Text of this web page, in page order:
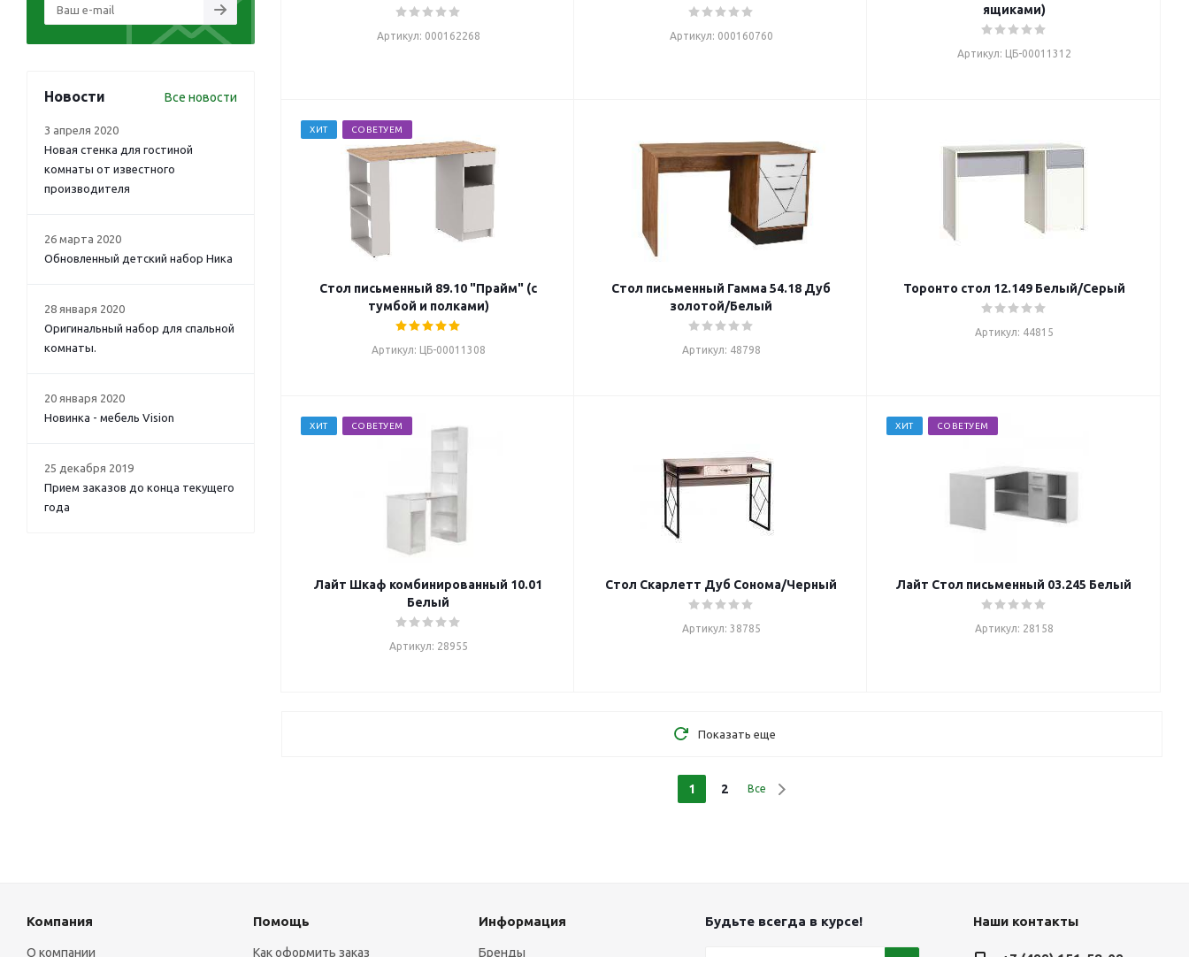
Артикул: 000162268 Артикул: 000160760
ящиками)
Артикул: ЦБ-00011312
ХИТ СОВЕТУЕМ
Стол письменный 89.10 "Прайм" (с
тумбой и полками)
Артикул: ЦБ-00011308
Стол письменный Гамма 54.18 Дуб
золотой/Белый
Артикул: 48798
Торонто стол 12.149 Белый/Серый
Артикул: 44815
ХИТ СОВЕТУЕМ
Лайт Шкаф комбинированный 10.01
Белый
Артикул: 28955
Стол Скарлетт Дуб Сонома/Черный
Артикул: 38785
ХИТ СОВЕТУЕМ
Лайт Стол письменный 03.245 Белый
Артикул: 28158
Показать еще
1 2 Все
Новости Все новости
3 апреля 2020
Новая стенка для гостиной
комнаты от известного
производителя
26 марта 2020
Обновленный детский набор Ника
28 января 2020
Оригинальный набор для спальной
комнаты.
20 января 2020
Новинка - мебель Vision
25 декабря 2019
Прием заказов до конца текущего
года
Компания
О компании
Помощь
Как оформить заказ
Информация
Бренды
Будьте всегда в курсе! Наши контакты